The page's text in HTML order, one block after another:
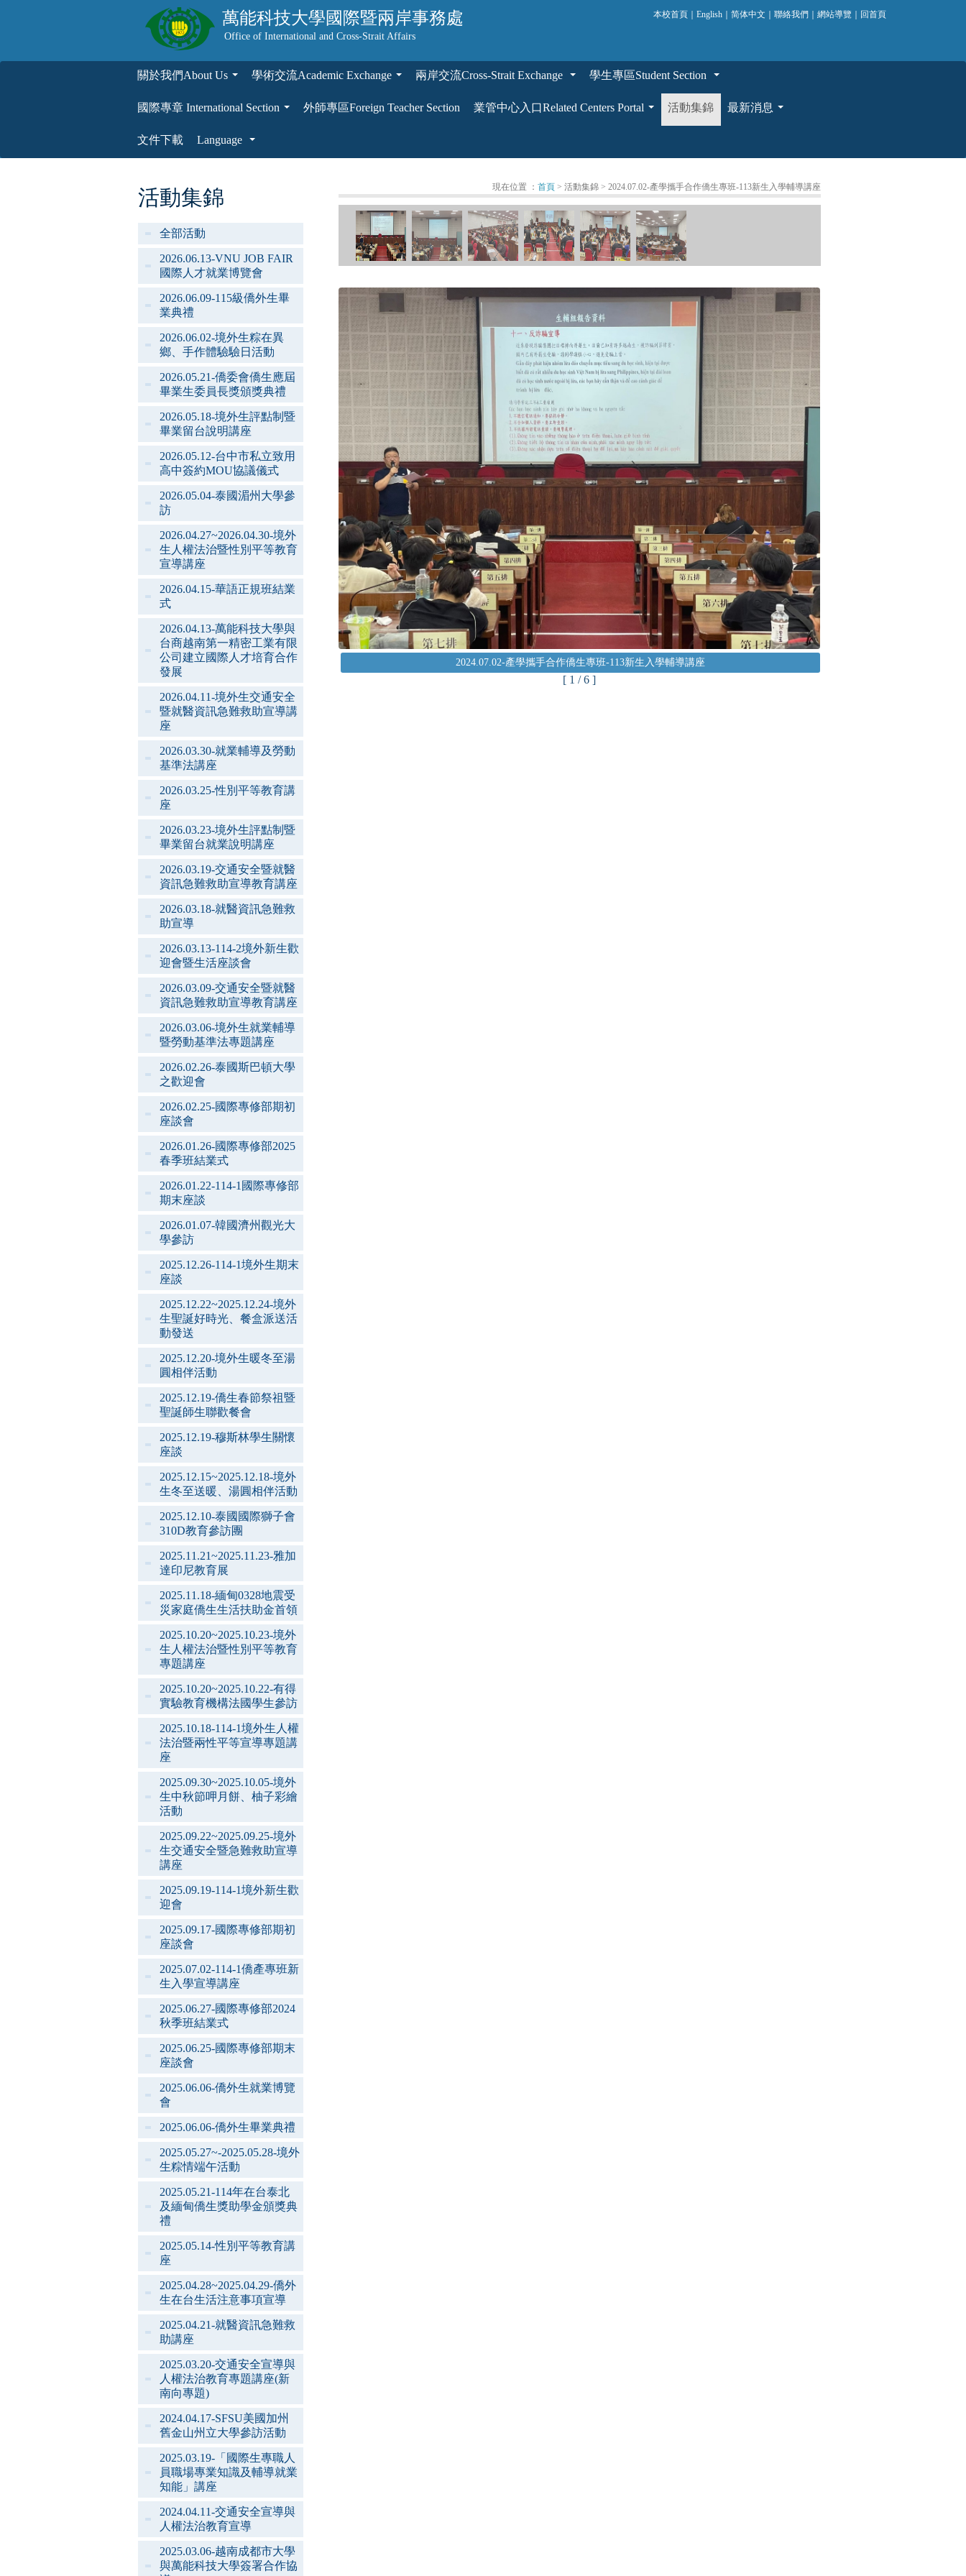
萬能科技大學國際暨兩岸事務處
Office of International and Cross-Strait Affairs
本校首頁 ｜English ｜简体中文 ｜聯絡我們 ｜網站導覽 回首頁
關於我們About Us 學術交流Academic Exchange 兩岸交流Cross-Strait Exchange 學生專區Student Section
國際專章 International Section
外師專區Foreign Teacher Section 業管中心入口Related Centers Portal 活動集錦 最新消息
文件下載
Language
活動集錦
全部活動
2026.06.13-VNU JOB FAIR
國際人才就業博覽會
2026.06.09-115級僑外生畢
業典禮
2026.06.02-境外生粽在異
鄉、手作體驗驗日活動
2026.05.21-僑委會僑生應屆
畢業生委員長獎頒獎典禮
2026.05.18-境外生評點制暨
畢業留台說明講座
2026.05.12-台中市私立致用
高中簽約MOU協議儀式
2026.05.04-泰國湄州大學參
訪
2026.04.27~2026.04.30-境外
生人權法治暨性別平等教育
宣導講座
2026.04.15-華語正規班結業
式
2026.04.13-萬能科技大學與
台商越南第一精密工業有限
公司建立國際人才培育合作
發展
2026.04.11-境外生交通安全
暨就醫資訊急難救助宣導講
座
2026.03.30-就業輔導及勞動
基準法講座
2026.03.25-性別平等教育講
座
2026.03.23-境外生評點制暨
畢業留台就業說明講座
2026.03.19-交通安全暨就醫
資訊急難救助宣導教育講座
2026.03.18-就醫資訊急難救
助宣導
2026.03.13-114-2境外新生歡
迎會暨生活座談會
2026.03.09-交通安全暨就醫
資訊急難救助宣導教育講座
2026.03.06-境外生就業輔導
暨勞動基準法專題講座
2026.02.26-泰國斯巴頓大學
之歡迎會
2026.02.25-國際專修部期初
座談會
2026.01.26-國際專修部2025
春季班結業式
2026.01.22-114-1國際專修部
期末座談
2026.01.07-韓國濟州觀光大
學參訪
2025.12.26-114-1境外生期末
座談
2025.12.22~2025.12.24-境外
生聖誕好時光、餐盒派送活
動發送
2025.12.20-境外生暖冬至湯
圓相伴活動
2025.12.19-僑生春節祭祖暨
聖誕師生聯歡餐會
2025.12.19-穆斯林學生關懷
座談
2025.12.15~2025.12.18-境外
生冬至送暖、湯圓相伴活動
2025.12.10-泰國國際獅子會
310D教育參訪團
2025.11.21~2025.11.23-雅加
達印尼教育展
2025.11.18-緬甸0328地震受
災家庭僑生生活扶助金首領
2025.10.20~2025.10.23-境外
生人權法治暨性別平等教育
專題講座
2025.10.20~2025.10.22-有得
實驗教育機構法國學生參訪
2025.10.18-114-1境外生人權
法治暨兩性平等宣導專題講
座
2025.09.30~2025.10.05-境外
生中秋節呷月餅、柚子彩繪
活動
2025.09.22~2025.09.25-境外
生交通安全暨急難救助宣導
講座
2025.09.19-114-1境外新生歡
迎會
2025.09.17-國際專修部期初
座談會
2025.07.02-114-1僑產專班新
生入學宣導講座
2025.06.27-國際專修部2024
秋季班結業式
2025.06.25-國際專修部期末
座談會
2025.06.06-僑外生就業博覽
會
2025.06.06-僑外生畢業典禮
2025.05.27~-2025.05.28-境外
生粽情端午活動
2025.05.21-114年在台泰北
及緬甸僑生獎助學金頒獎典
禮
2025.05.14-性別平等教育講
座
2025.04.28~2025.04.29-僑外
生在台生活注意事項宣導
2025.04.21-就醫資訊急難救
助講座
2025.03.20-交通安全宣導與
人權法治教育專題講座(新
南向專題)
2024.04.17-SFSU美國加州
舊金山州立大學參訪活動
2025.03.19-「國際生專職人
員職場專業知識及輔導就業
知能」講座
2024.04.11-交通安全宣導與
人權法治教育宣導
2025.03.06-越南成都市大學
與萬能科技大學簽署合作協
現在位置 ： 首頁 > 活動集錦 > 2024.07.02-產學攜手合作僑生專班-113新生入學輔導講座
2024.07.02-產學攜手合作僑生專班-113新生入學輔導講座
[ 1 / 6 ]